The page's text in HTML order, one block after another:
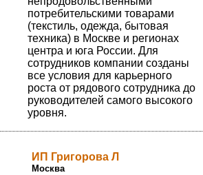
потребительскими товарами
(текстиль, одежда, бытовая
техника) в Москве и регионах
центра и юга России. Для
сотрудников компании созданы
все условия для карьерного
роста от рядового сотрудника до
руководителей самого высокого
уровня.
ИП Григорова Л
Москва